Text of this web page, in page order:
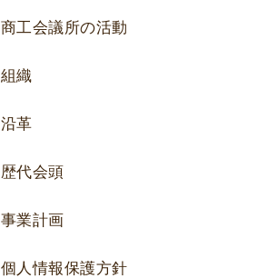
商工会議所の活動
組織
沿革
歴代会頭
事業計画
個人情報保護方針